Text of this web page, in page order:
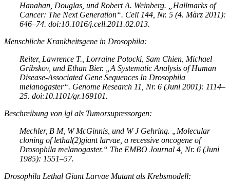
Hanahan, Douglas, und Robert A. Weinberg. „Hallmarks of
Cancer: The Next Generation“. Cell 144, Nr. 5 (4. März 2011):
646–74. doi:10.1016/j.cell.2011.02.013.
Menschliche Krankheitsgene in Drosophila:
Reiter, Lawrence T., Lorraine Potocki, Sam Chien, Michael
Gribskov, und Ethan Bier. „A Systematic Analysis of Human
Disease-Associated Gene Sequences In Drosophila
melanogaster“. Genome Research 11, Nr. 6 (Juni 2001): 1114–
25. doi:10.1101/gr.169101.
Beschreibung von lgl als Tumorsupressorgen:
Mechler, B M, W McGinnis, und W J Gehring. „Molecular
cloning of lethal(2)giant larvae, a recessive oncogene of
Drosophila melanogaster.“ The EMBO Journal 4, Nr. 6 (Juni
1985): 1551–57.
Drosophila Lethal Giant Larvae Mutant als Krebsmodell: